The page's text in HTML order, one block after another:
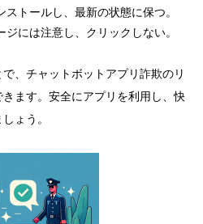
トールし、最新の状態に保つ。
には注意し、クリックしない。
、チャットボットアプリ詐欺のリ
ます。安全にアプリを利用し、快
ょう。